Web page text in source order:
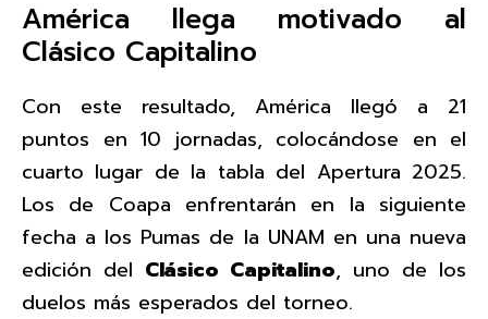
América llega motivado al
Clásico Capitalino
Con este resultado, América llegó a 21
puntos en 10 jornadas, colocándose en el
cuarto lugar de la tabla del Apertura 2025.
Los de Coapa enfrentarán en la siguiente
fecha a los Pumas de la UNAM en una nueva
edición del Clásico Capitalino, uno de los
duelos más esperados del torneo.